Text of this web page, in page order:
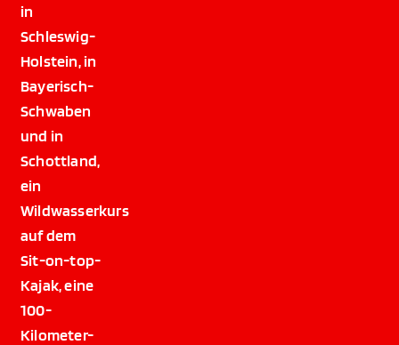
in
Schleswig-
Holstein, in
Bayerisch-
Schwaben
und in
Schottland,
ein
Wildwasserkurs
auf dem
Sit-on-top-
Kajak, eine
100-
Kilometer-